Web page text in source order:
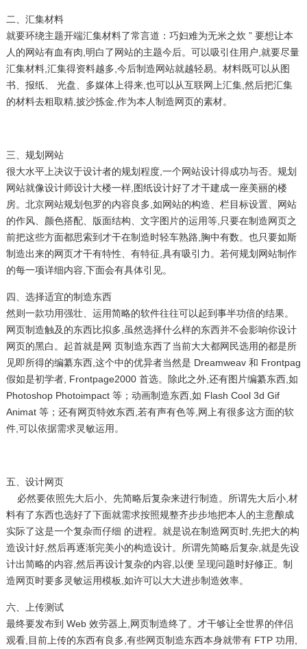
二、汇集材料
就要环绕主题开端汇集材料了常言道：巧妇难为无米之炊 ” 要想让本
人的网站有血有肉,明白了网站的主题今后。可以吸引住用户,就要尽量
汇集材料,汇集得资料越多,今后制造网站就越轻易。材料既可以从图
书、报纸、 光盘、多媒体上得来,也可以从互联网上汇集,然后把汇集
的材料去粗取精,披沙拣金,作为本人制造网页的素材。
三、规划网站
很大水平上决议于设计者的规划程度,一个网站设计得成功与否。规划
网站就像设计师设计大楼一样,图纸设计好了才干建成一座美丽的楼
房。 北京网站规划包罗的内容良多,如网站的构造、栏目标设置、网站
的作风、颜色搭配、版面结构、文字图片的运用等,只要在制造网页之
前把这些方面都思索到才干在制造时轻车熟路,胸中有数。也只要如斯
制造出来的网页才干有特性、有特征,具有吸引力。若何规划 网站制作
的每一项详细内容,下面会有具体引见。
四、选择适宜的制造东西
然则一款功用强壮、运用简略的软件往往可以起到事半功倍的结果。
网页制造触及的东西比拟多,虽然选择什么样的东西并不会影响你设计
网页的黑白。起首就是网 页制造东西了当前大大都网民选用的都是所
见即所得的编纂东西,这个中的优异者当然是 Dreamweav 和 Frontpag
假如是初学者, Frontpage2000 首选。除此之外,还有图片编纂东西,如
Photoshop Photoimpact 等；动画制造东西,如 Flash Cool 3d Gif
Animat 等；还有网页特效东西,若有声有色等,网上有很多这方面的软
件,可以依据需求灵敏运用。
五、 设计网页
必然要依照先大后小、先简略后复杂来进行制造。所谓先大后小,材
料有了东西也选好了下面就需求按照规整齐步步地把本人的主意酿成
实际了这是一个复杂而仔细 的进程。就是说在制造网页时,先把大的构
造设计好,然后再逐渐完美小的构造设计。所谓先简略后复杂,就是先设
计出简略的内容,然后再设计复杂的内容,以便 呈现问题时好修正。制
造网页时要多灵敏运用模板,如许可以大大进步制造效率。
六、上传测试
最终要发布到 Web 效劳器上,网页制造终了。才干够让全世界的伴侣
观看,目前上传的东西有良多,有些网页制造东西本身就带有 FTP 功用,